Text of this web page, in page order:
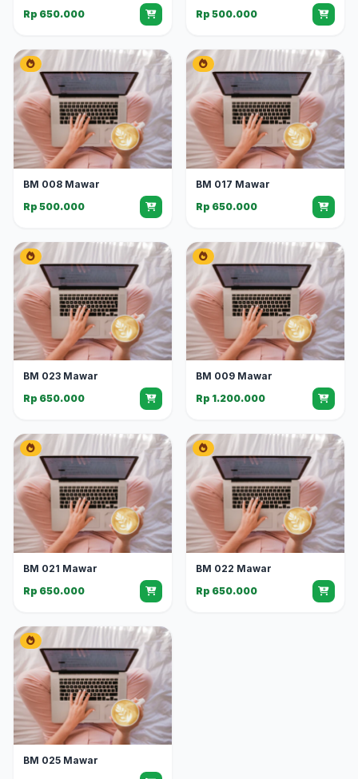
Rp 650.000
Rp 500.000
BM 008 Mawar
Rp 500.000
BM 017 Mawar
Rp 650.000
BM 023 Mawar
Rp 650.000
BM 009 Mawar
Rp 1.200.000
BM 021 Mawar
Rp 650.000
BM 022 Mawar
Rp 650.000
BM 025 Mawar